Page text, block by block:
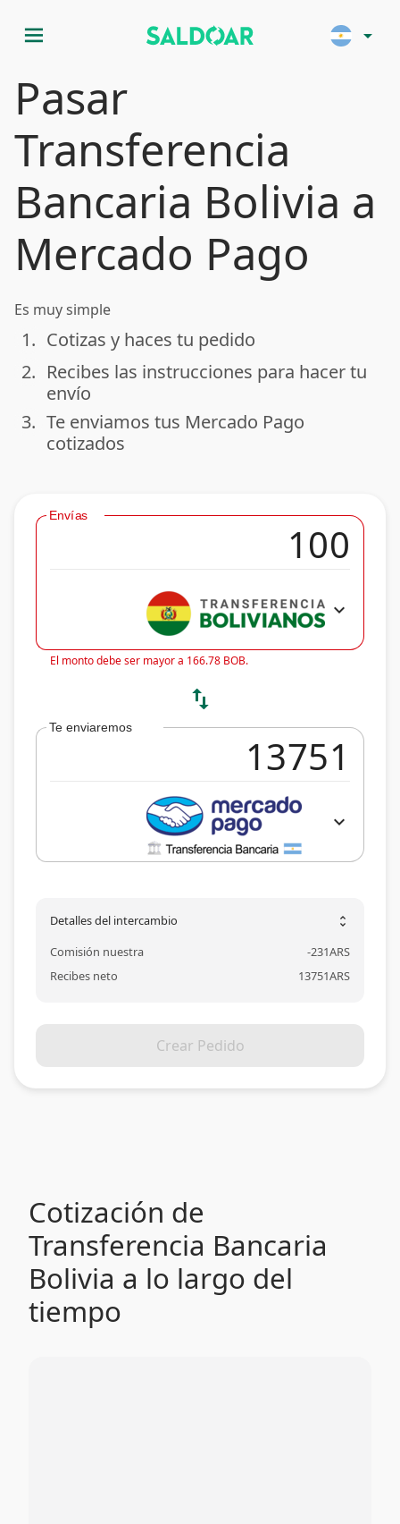
menu arrow_drop_down
Pasar
Transferencia
Bancaria Bolivia a
Mercado Pago
Es muy simple
done
1. Cotizas y haces tu pedido
done
2. Recibes las instrucciones para hacer tu
envío
done
3. Te enviamos tus Mercado Pago
cotizados
Envías
expand_more
El monto debe ser mayor a 166.78 BOB.
swap_vert
Te enviaremos
expand_more
Detalles del intercambio unfold_more
Comisión nuestra -231ARS
Recibes neto
13751ARS
Crear Pedido
Cotización de
Transferencia Bancaria
Bolivia a lo largo del
tiempo